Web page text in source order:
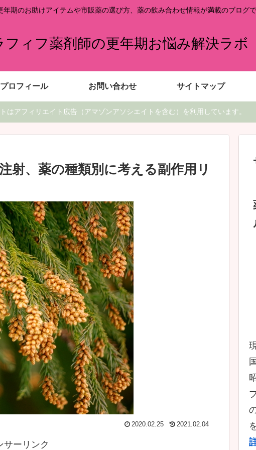
年期のお助けアイテムや市販薬の選び方、薬の飲み合わせ情報が満載のブログで
フィフ薬剤師の更年期お悩み解決ラボ
プロフィール お問い合わせ サイトマップ
はアフィリエイト広告（アマゾンアソシエイトを含む）を利用しています。
射、薬の種類別に考える副作用リ
2020.02.25 2021.02.04
サーリンク